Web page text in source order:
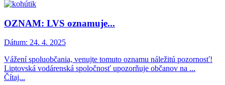
OZNAM: LVS oznamuje...
Dátum: 24. 4. 2025
Vážení spoluobčania, venujte tomuto oznamu náležitú pozornosť!
Liptovská vodárenská spoločnosť upozorňuje občanov na ...
Čítaj...